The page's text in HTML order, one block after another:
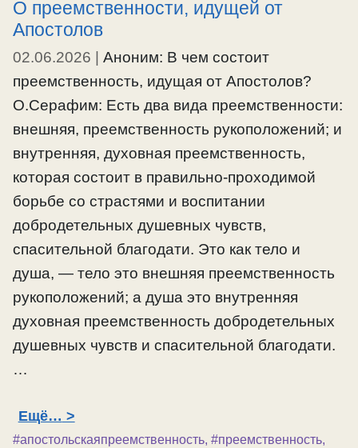
О преемственности, идущей от
Апостолов
02.06.2026 | Аноним: В чем состоит
преемственность, идущая от Апостолов?
О.Серафим: Есть два вида преемственности:
внешняя, преемственность рукоположений; и
внутренняя, духовная преемственность,
которая состоит в правильно-проходимой
борьбе со страстями и воспитании
добродетельных душевных чувств,
спасительной благодати. Это как тело и
душа, — тело это внешняя преемственность
рукоположений; а душа это внутренняя
духовная преемственность добродетельных
душевных чувств и спасительной благодати.
…
Ещё…
#апостольскаяпреемственность, #преемственность,